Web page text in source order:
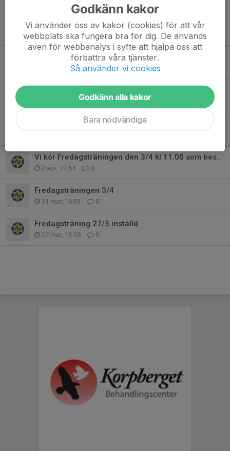
Fredagsträningen den 15/5 tidigareläggs.
13 maj, 20:48 0
Fredagsträningen 1/5
28 apr, 10:22 0
24 apr, 11:58 0
Träning mellangruppen17/4 kl 17,00
Vi kör Fredagsträningen den 3/4 kl 11.00 som bestämt
2 apr, 22:54 0
Fredagsträningen 3/4
31 mar, 16:33 0
Fredagsträning 27/3 inställd
27 mar, 13:55 0
Godkänn kakor
Vi använder oss av kakor (cookies) för att vår
webbplats ska fungera bra för dig. De används
även för webbanalys i syfte att hjälpa oss att
förbättra våra tjänster.
Så använder vi cookies
Godkänn alla kakor
Bara nödvändiga